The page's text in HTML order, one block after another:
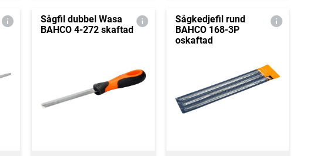
Sågfil dubbel Wasa
BAHCO 4-272 skaftad
Sågkedjefil rund
BAHCO 168-3P
oskaftad